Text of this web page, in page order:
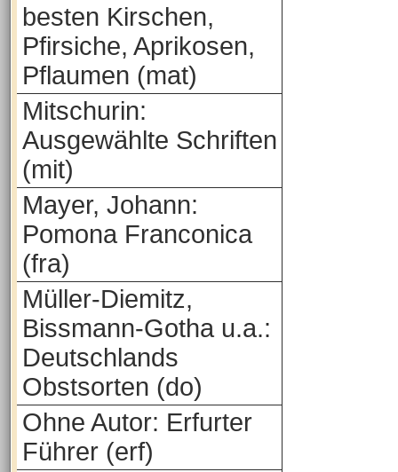
besten Kirschen,
Pfirsiche, Aprikosen,
Pflaumen (mat)
Mitschurin:
Ausgewählte Schriften
(mit)
Mayer, Johann:
Pomona Franconica
(fra)
Müller-Diemitz,
Bissmann-Gotha u.a.:
Deutschlands
Obstsorten (do)
Ohne Autor: Erfurter
Führer (erf)